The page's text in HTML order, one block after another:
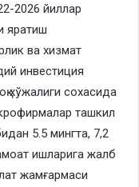
2026 йиллар
яратиш
ва хизмат
инвестиция
хўжалиги сохасида
ташкил
5.5 мингта, 7,2
ишларига жалб
жамғармаси